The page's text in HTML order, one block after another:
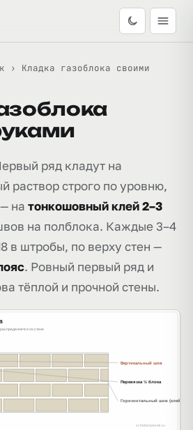
›
Кладка газоблока своими
ряд кладут на
раствор строго по уровню,
на тонкошовный клей 2–3
на полблока. Каждые 3–4
в штробы, по верху стен —
. Ровный первый ряд и
тёплой и прочной стены.